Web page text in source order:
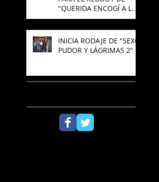
"QUERIDA ENCOGÍ A LOS
NIÑOS"
INICIA RODAJE DE "SEXO,
PUDOR Y LÁGRIMAS 2"